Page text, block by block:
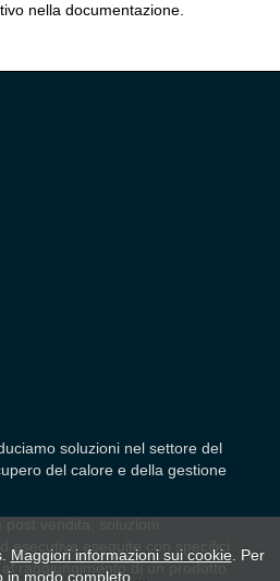
nella documentazione.
soluzioni nel settore del
del calore e della gestione
esecutive eseguite con specifici
raggiungimento di un prodotto
Maggiori informazioni sui cookie. Per
in modo completo ...